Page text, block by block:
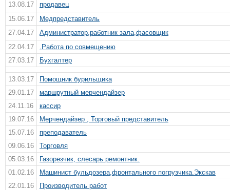
13.08.17
продавец
15.06.17
Медпредставитель
27.04.17
Администратор,работник зала,фасовщик
22.04.17
.Работа по совмещению
27.03.17
Бухгалтер
13.03.17
Помощник бурильщика
29.01.17
маршрутный мерчендайзер
24.11.16
кассир
19.07.16
Мерчендайзер , Торговый представитель
15.07.16
преподаватель
09.06.16
Торговля
05.03.16
Газорезчик, слесарь ремонтник.
01.02.16
Машинист бульдозера,фронтального погрузчика.Экскав
22.01.16
Производитель работ